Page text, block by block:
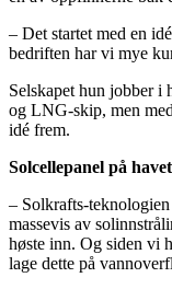
– Det startet med en
bedriften har vi mye
Selskapet hun jobber i
og LNG-skip, men
idé frem.
Solcellepanel på
– Solkrafts-
massevis av
høste inn. Og siden vi
lage dette på